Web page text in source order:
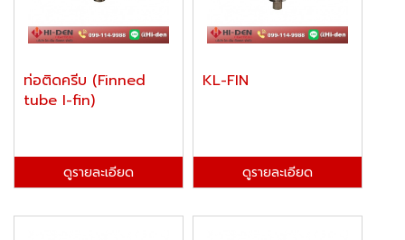
ท่อติดครีบ (Finned
tube I-fin)
ดูรายละเอียด
KL-FIN
ดูรายละเอียด